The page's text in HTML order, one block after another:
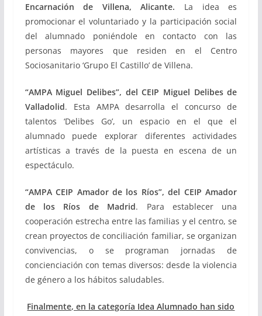
Encarnación de Villena, Alicante. La idea es
promocionar el voluntariado y la participación social
del alumnado poniéndole en contacto con las
personas mayores que residen en el Centro
Sociosanitario ‘Grupo El Castillo’ de Villena.
“AMPA Miguel Delibes”, del CEIP Miguel Delibes de
Valladolid. Esta AMPA desarrolla el concurso de
talentos ‘Delibes Go’, un espacio en el que el
alumnado puede explorar diferentes actividades
artísticas a través de la puesta en escena de un
espectáculo.
“AMPA CEIP Amador de los Ríos”, del CEIP Amador
de los Ríos de Madrid. Para establecer una
cooperación estrecha entre las familias y el centro, se
crean proyectos de conciliación familiar, se organizan
convivencias, o se programan jornadas de
concienciación con temas diversos: desde la violencia
de género a los hábitos saludables.
Finalmente, en la categoría Idea Alumnado han sido